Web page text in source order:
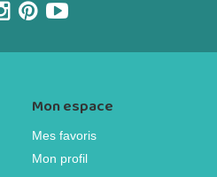
Mon espace
Mes favoris
Mon profil